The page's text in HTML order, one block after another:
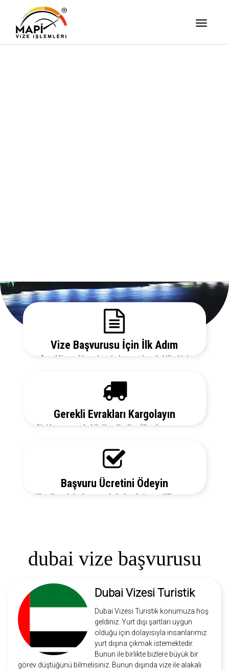
Vize Başvurusu İçin İlk Adım
Gerekli evrakları sitemizden temin edebilir, bizi
Gerekli Evrakları Kargolayın
Sizi her aşamada bilgilendirelim. Vize başvurunuz
Başvuru Ücretini Ödeyin
Vize ücretiniz, başvuruda bulunduğunuz ülkeye ve
dubai vize başvurusu
Dubai Vizesi Turistik
Dubai Vizesi Turistik konumuza hoş
geldiniz. Yurt dışı şartları uygun
olduğu için dolayısıyla insanlarımız
yurt dışına çıkmak istemektedir.
Bunun ile birlikte bizlere büyük bir
görev düştüğünü bilmelisiniz. Bunun dışında vize ile alakalı